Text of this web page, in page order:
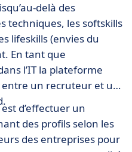
delà des
techniques, les softskills
lifeskills (envies du
En tant que
l’IT la plateforme
un recruteur et un
d’effectuer un
des profils selon les
des entreprises pour